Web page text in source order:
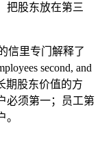
把股东放在第三
信里专门解释了
second, and
期股东价值的方
必须第一；员工第